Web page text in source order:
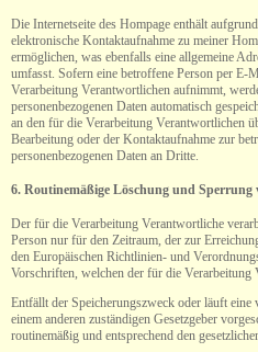
Die Internetseite des Hompage enthält
elektronische Kontaktaufnahme zu meiner
ermöglichen, was ebenfalls eine allgemeine
umfasst. Sofern eine betroffene Person per
Verarbeitung Verantwortlichen aufnimmt,
personenbezogenen Daten automatisch
an den für die Verarbeitung Verantwortlichen
Bearbeitung oder der Kontaktaufnahme zur
personenbezogenen Daten an Dritte.
6. Routinemäßige Löschung und Sperrung
Der für die Verarbeitung Verantwortliche
Person nur für den Zeitraum, der zur
den Europäischen Richtlinien- und
Vorschriften, welchen der für die
Entfällt der Speicherungszweck oder läuft
einem anderen zuständigen Gesetzgeber
routinemäßig und entsprechend den